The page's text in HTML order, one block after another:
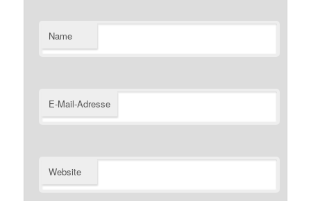
Name
E-Mail-Adresse
Website